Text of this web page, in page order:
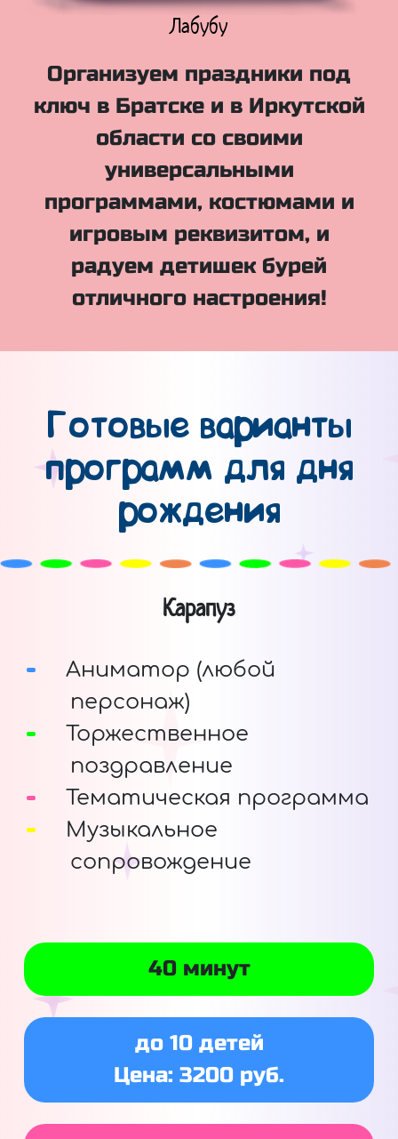
Куклы Лол
Организуем праздники под
ключ в Братске и в Иркутской
области со своими
универсальными
программами, костюмами и
игровым реквизитом, и
радуем детишек бурей
отличного настроения!
Готовые варианты
программ для дня
рождения
Карапуз
Аниматор (любой
персонаж)
Торжественное
поздравление
Тематическая программа
Музыкальное
сопровождение
40 минут
до 10 детей
Цена: 3200 руб.